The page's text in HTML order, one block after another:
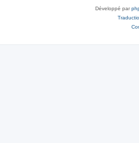
Développé par